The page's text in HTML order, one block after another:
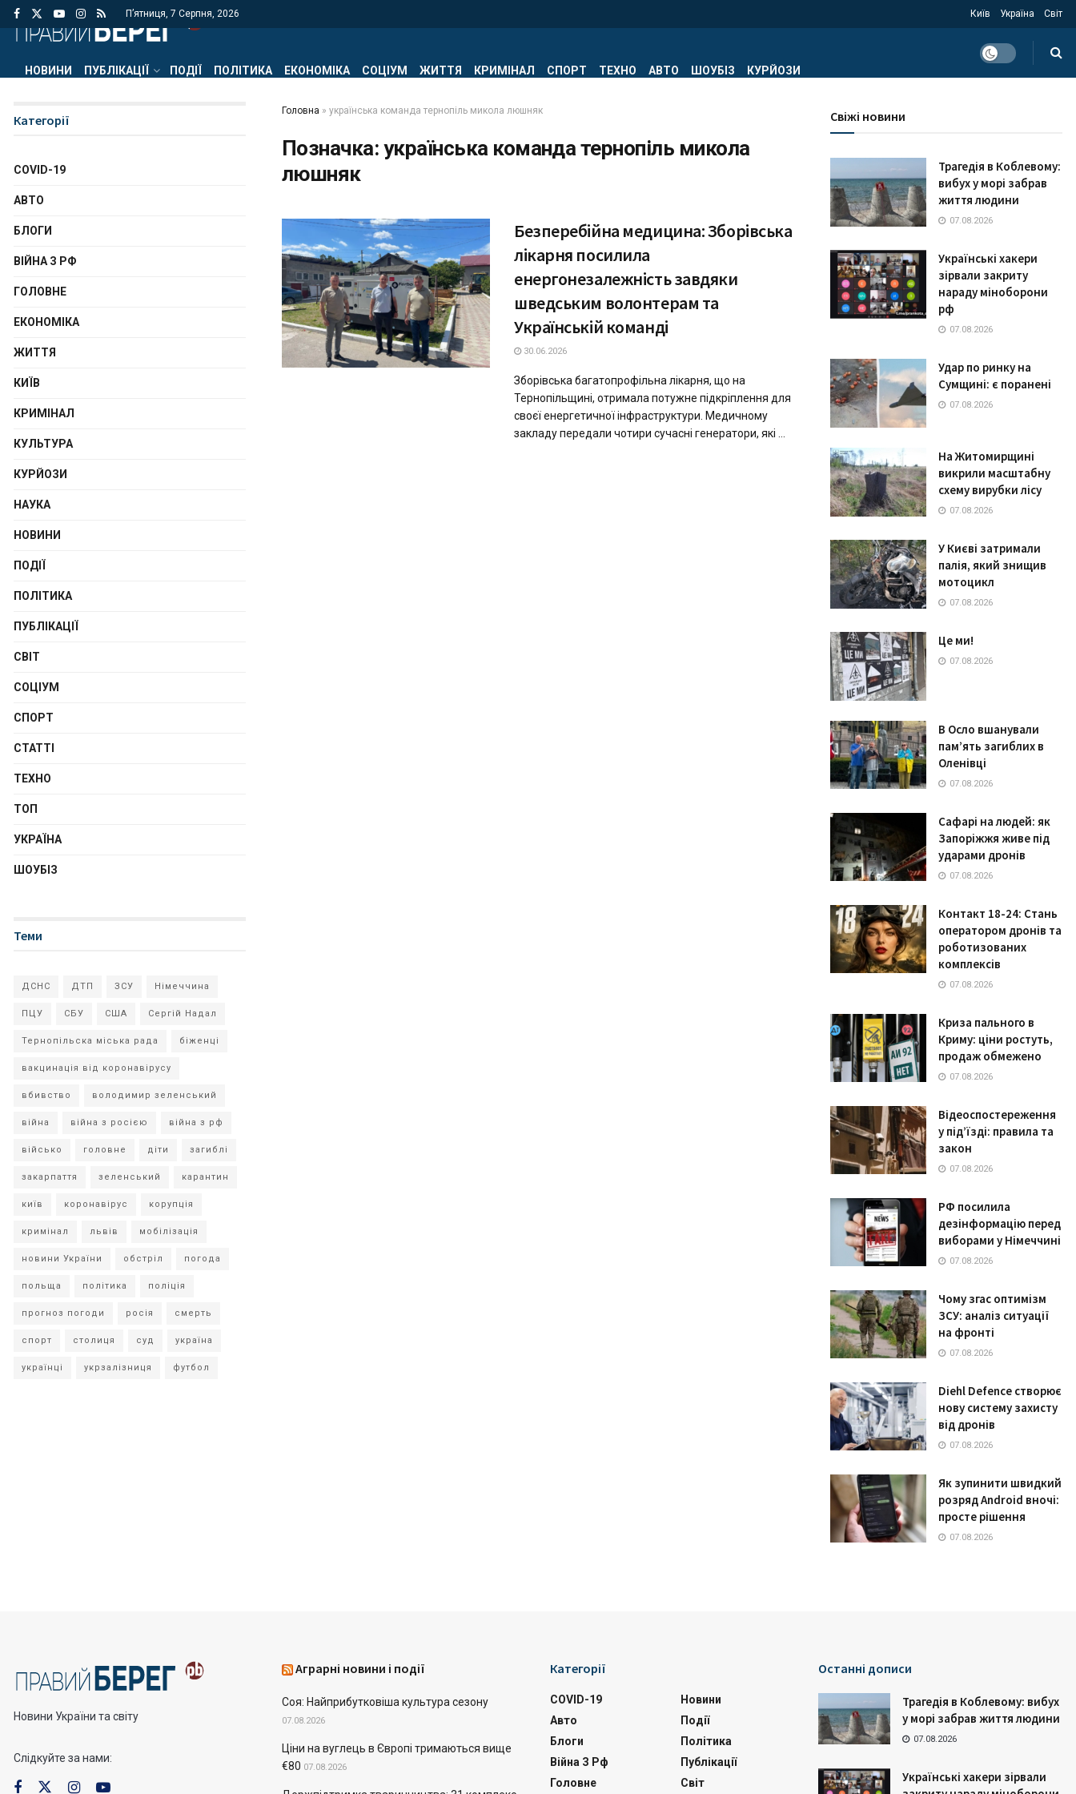
П’ятниця, 7 Серпня, 2026 Київ Україна Світ
НОВИНИ ПУБЛІКАЦІЇ ПОДІЇ ПОЛІТИКА ЕКОНОМІКА СОЦІУМ ЖИТТЯ КРИМІНАЛ СПОРТ ТЕХНО АВТО ШОУБІЗ КУРЙОЗИ
Головна » українська команда тернопіль микола люшняк
Позначка: українська команда тернопіль микола
люшняк
Безперебійна медицина: Зборівська
лікарня посилила
енергонезалежність завдяки
шведським волонтерам та
Українській команді
30.06.2026
Зборівська багатопрофільна лікарня, що на
Тернопільщині, отримала потужне підкріплення для
своєї енергетичної інфраструктури. Медичному
закладу передали чотири сучасні генератори, які ...
Категорії
COVID-19
АВТО
БЛОГИ
ВІЙНА З РФ
ГОЛОВНЕ
ЕКОНОМІКА
ЖИТТЯ
КИЇВ
КРИМІНАЛ
КУЛЬТУРА
КУРЙОЗИ
НАУКА
НОВИНИ
ПОДІЇ
ПОЛІТИКА
ПУБЛІКАЦІЇ
СВІТ
СОЦІУМ
СПОРТ
СТАТТІ
ТЕХНО
ТОП
УКРАЇНА
ШОУБІЗ
Теми
ДСНС ДТП ЗСУ Німеччина
ПЦУ СБУ США Сергій Надал
Тернопільска міська рада біженці
вакцинація від коронавірусу
вбивство володимир зеленський
війна війна з росією війна з рф
військо головне діти загиблі
закарпаття зеленський карантин
київ коронавірус корупція
кримінал львів мобілізація
новини України обстріл погода
польща політика поліція
прогноз погоди росія смерть
спорт столиця суд україна
українці укрзалізниця футбол
Свіжі новини
Трагедія в Коблевому:
вибух у морі забрав
життя людини
07.08.2026
Українські хакери
зірвали закриту
нараду міноборони
рф
07.08.2026
Удар по ринку на
Сумщині: є поранені
07.08.2026
На Житомирщині
викрили масштабну
схему вирубки лісу
07.08.2026
У Києві затримали
палія, який знищив
мотоцикл
07.08.2026
Це ми!
07.08.2026
В Осло вшанували
пам’ять загиблих в
Оленівці
07.08.2026
Сафарі на людей: як
Запоріжжя живе під
ударами дронів
07.08.2026
Контакт 18-24: Стань
оператором дронів та
роботизованих
комплексів
07.08.2026
Криза пального в
Криму: ціни ростуть,
продаж обмежено
07.08.2026
Відеоспостереження
у під’їзді: правила та
закон
07.08.2026
РФ посилила
дезінформацію перед
виборами у Німеччині
07.08.2026
Чому згас оптимізм
ЗСУ: аналіз ситуації
на фронті
07.08.2026
Diehl Defence створює
нову систему захисту
від дронів
07.08.2026
Як зупинити швидкий
розряд Android вночі:
просте рішення
07.08.2026
Новини України та світу
Слідкуйте за нами:
Аграрні новини і події
Соя: Найприбутковіша культура сезону
07.08.2026
Ціни на вуглець в Європі тримаються вище
€80 07.08.2026
Категорії
COVID-19
Авто
Блоги
Війна З Рф
Головне
Новини
Події
Політика
Публікації
Світ
Останні дописи
Трагедія в Коблевому: вибух
у морі забрав життя людини
07.08.2026
Українські хакери зірвали